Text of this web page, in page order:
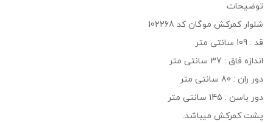
توضیحات
شلوار کمرکش موگان کد 102268
قد : 109 سانتی متر
اندازه فاق : 37 سانتی متر
دور ران : 80 سانتی متر
دور باسن : 145 سانتی متر
پشت کمرکش میباشد.